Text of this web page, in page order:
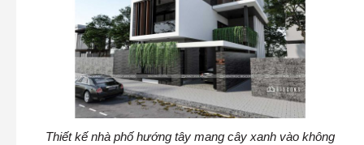
Thiết kế nhà phố hướng tây mang cây xanh vào không